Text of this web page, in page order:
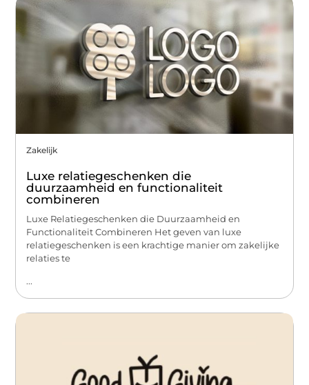
Zakelijk
Luxe relatiegeschenken die
duurzaamheid en functionaliteit
combineren
Luxe Relatiegeschenken die Duurzaamheid en
Functionaliteit Combineren Het geven van luxe
relatiegeschenken is een krachtige manier om zakelijke
relaties te
...